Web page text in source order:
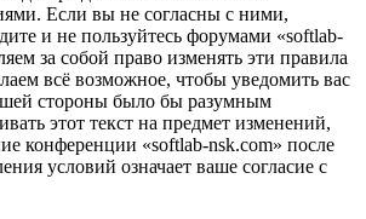
Если вы не согласны с ними,
и не пользуйтесь форумами «softlab-
за собой право изменять эти правила
всё возможное, чтобы уведомить вас
стороны было бы разумным
этот текст на предмет изменений,
конференции «softlab-nsk.com» после
условий означает ваше согласие с